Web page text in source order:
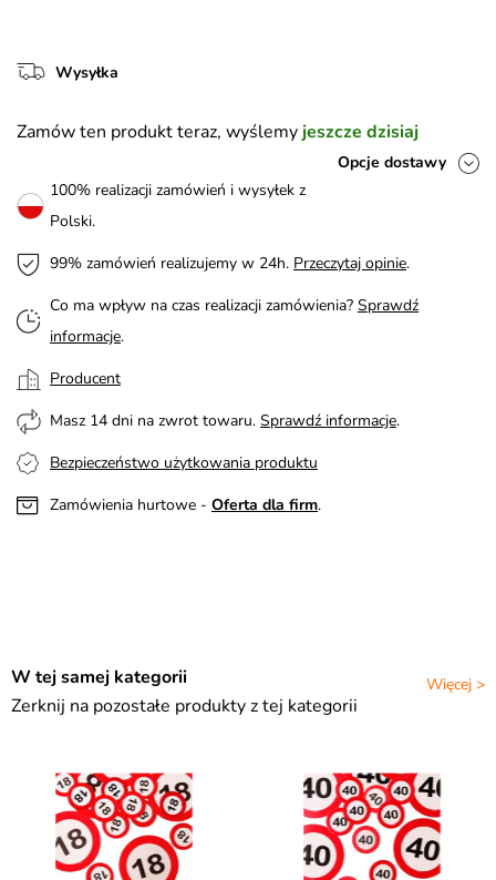
Wysyłka
Zamów ten produkt teraz, wyślemy jeszcze dzisiaj
Opcje dostawy
100% realizacji zamówień i wysyłek z
Polski.
99% zamówień realizujemy w 24h. Przeczytaj opinie.
Co ma wpływ na czas realizacji zamówienia? Sprawdź
informacje.
Producent
Masz 14 dni na zwrot towaru. Sprawdź informacje.
Bezpieczeństwo użytkowania produktu
Zamówienia hurtowe - Oferta dla firm.
Więcej >
W tej samej kategorii
Zerknij na pozostałe produkty z tej kategorii